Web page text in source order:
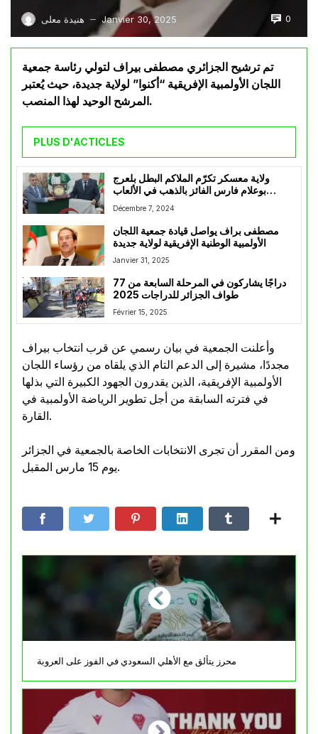
هنيدة معلى — Janvier 30, 2025 0
تم ترشيح الجزائري مصطفى بيراف لتولي رئاسة جمعية
اللجان الأولمبية الإفريقية “أكنوا” لولاية جديدة، حيث يُعتبر
المرشح الوحيد لهذا المنصب.
PLUS D'ACTICLES
ولاية معسكر تكرّم الملاكم البطل بلعرج
بوعلام فارس الفائز بالذهب في الألعاب
العسكرية
Décembre 7, 2024
مصطفى براف يواصل قيادة جمعية اللجان
الأولمبية الوطنية الإفريقية لولاية جديدة
Janvier 31, 2025
77 دراجًا يشاركون في المرحلة السابعة من
طواف الجزائر للدراجات 2025
Février 15, 2025
وأعلنت الجمعية في بيان رسمي عن قرب انتخاب بيراف
مجددًا، مشيرة إلى الدعم التام الذي يلقاه من رؤساء اللجان
الأولمبية الإفريقية، الذين يقدرون الجهود الكبيرة التي بذلها
في فترته السابقة من أجل تطوير الرياضة الأولمبية في
القارة.
ومن المقرر أن تجرى الانتخابات الخاصة بالجمعية في الجزائر
يوم 15 مارس المقبل.
محرز يتألق مع الأهلي السعودي في الفوز على العروبة